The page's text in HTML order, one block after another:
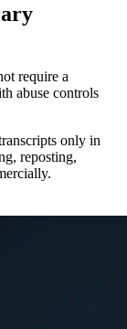
require a
abuse controls
only in
reposting,